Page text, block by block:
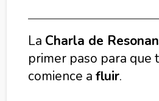
La Charla de
primer paso para que
comience a fluir.